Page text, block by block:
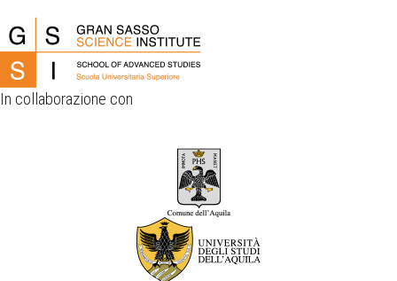
In collaborazione con